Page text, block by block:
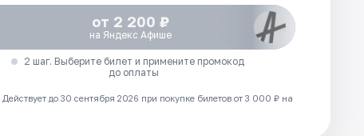
от 2 200 ₽
на Яндекс Афише
2 шаг. Выберите билет и примените промокод
до оплаты
Действует до 30 сентября 2026 при покупке билетов от 3 000 ₽ на